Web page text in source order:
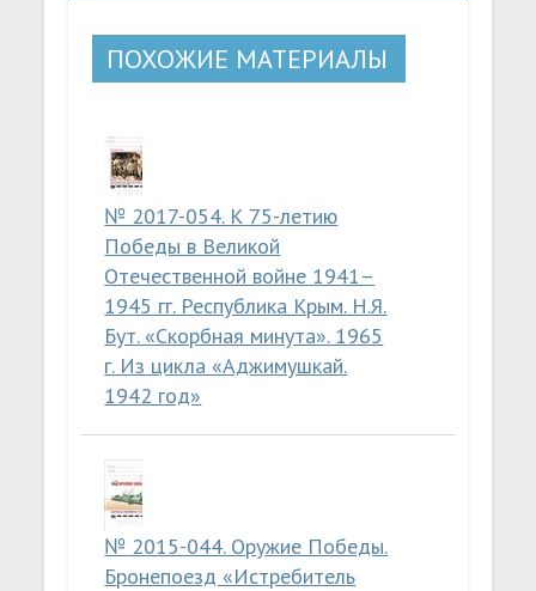
ПОХОЖИЕ МАТЕРИАЛЫ
№ 2017-054. К 75-летию
Победы в Великой
Отечественной войне 1941–
1945 гг. Республика Крым. Н.Я.
Бут. «Скорбная минута». 1965
г. Из цикла «Аджимушкай.
1942 год»
№ 2015-044. Оружие Победы.
Бронепоезд «Истребитель